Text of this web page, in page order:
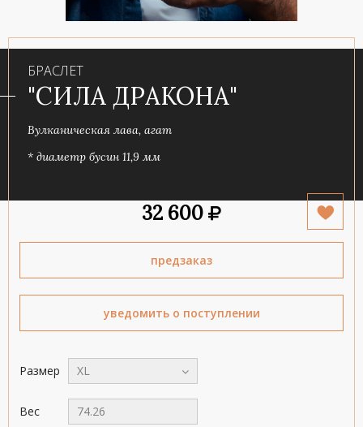
БРАСЛЕТ
"СИЛА ДРАКОНА"
Вулканическая лава, агат
* диаметр бусин 11,9 мм
32 600
предзаказ
уведомить о поступлении
Размер XL
Вес 74.26